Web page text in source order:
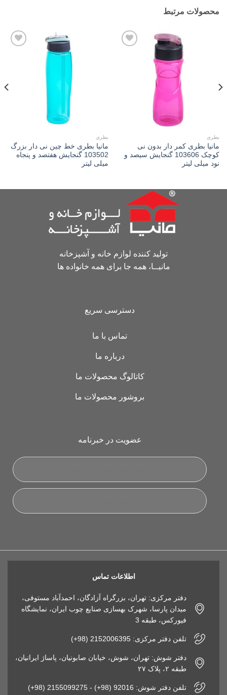
محصولات مرتبط
بطری
مانیا بطری کمر دار بدون نی
کوچک 103606 گنجایش سیصد و
نود میلی لیتر
بطری
مانیا بطری خط چین نی دار بزرگ
103502 گنجایش هفتصد و پنجاه
میلی لیتر
تولید کننده لوازم خانه و آشپزخانه
مانیــا، همه جا برای همه خانواده ها
دسترسی سریع
تماس با ما
درباره ما
کاتالوگ محصولات ما
بروشور محصولات ما
عضویت در خبرنامه
اطلاعات تماس
دفتر مرکزی: تهران، بزرگراه آزادگان، احمدآباد مستوفی،
میدان پارسا، شهرک بهسازی صنایع چوب ایران، نمایشگاه
فیورکس، طبقه 3
تلفن دفتر مرکزی: 2152006395 (98+)
دفتر شوش: تهران، شوش، خیابان صابونیان، پاساژ ایرانیان،
طبقه ۲، پلاک ۲۷
تلفن دفتر شوش: 92016 (98+) - 2155099275 (98+)